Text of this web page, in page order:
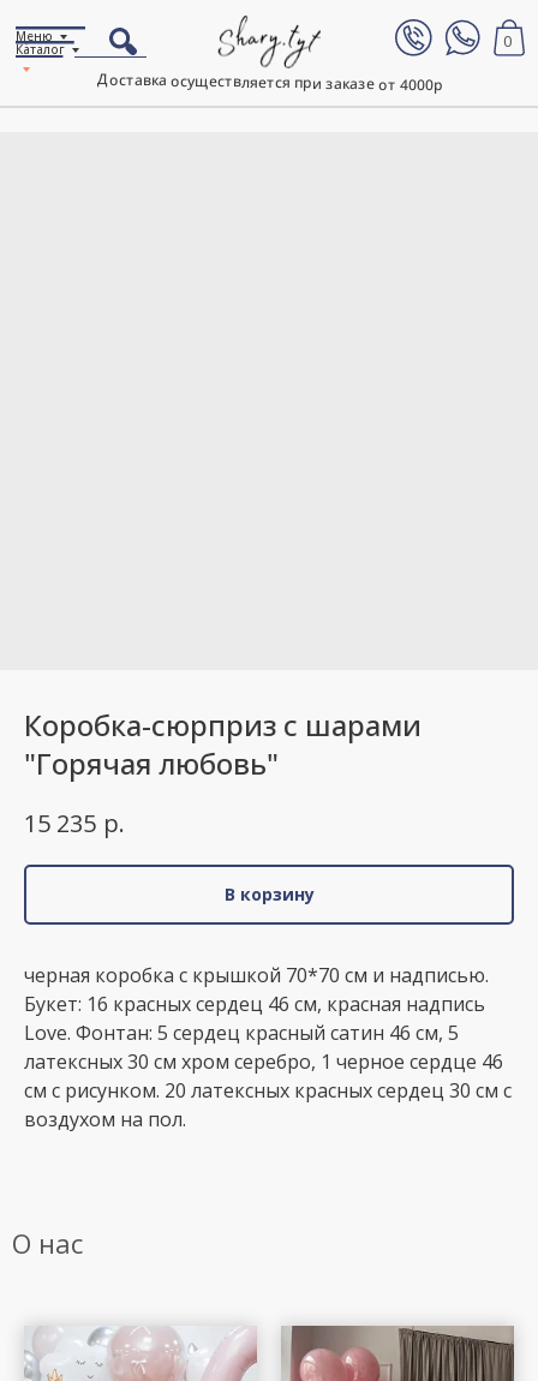
Доставка осуществляется при заказе от 4000р
0
Каталог
Меню
Коробка-сюрприз с шарами
"Горячая любовь"
15 235 р.
В корзину
черная коробка с крышкой 70*70 см и надписью.
Букет: 16 красных сердец 46 см, красная надпись
Love. Фонтан: 5 сердец красный сатин 46 см, 5
латексных 30 см хром серебро, 1 черное сердце 46
см с рисунком. 20 латексных красных сердец 30 см с
воздухом на пол.
О нас